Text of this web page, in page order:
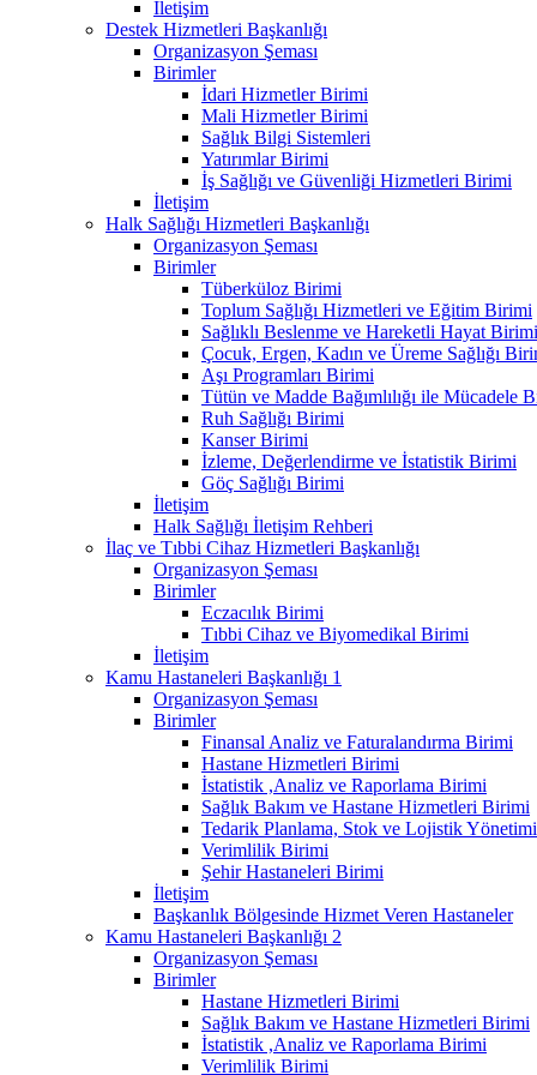
İletişim
Destek Hizmetleri Başkanlığı
Organizasyon Şeması
Birimler
İdari Hizmetler Birimi
Mali Hizmetler Birimi
Sağlık Bilgi Sistemleri
Yatırımlar Birimi
İş Sağlığı ve Güvenliği Hizmetleri Birimi
İletişim
Halk Sağlığı Hizmetleri Başkanlığı
Organizasyon Şeması
Birimler
Tüberküloz Birimi
Toplum Sağlığı Hizmetleri ve Eğitim Birimi
Sağlıklı Beslenme ve Hareketli Hayat Birimi
Çocuk, Ergen, Kadın ve Üreme Sağlığı
Aşı Programları Birimi
Tütün ve Madde Bağımlılığı ile Mücadele
Ruh Sağlığı Birimi
Kanser Birimi
İzleme, Değerlendirme ve İstatistik Birimi
Göç Sağlığı Birimi
İletişim
Halk Sağlığı İletişim Rehberi
İlaç ve Tıbbi Cihaz Hizmetleri Başkanlığı
Organizasyon Şeması
Birimler
Eczacılık Birimi
Tıbbi Cihaz ve Biyomedikal Birimi
İletişim
Kamu Hastaneleri Başkanlığı 1
Organizasyon Şeması
Birimler
Finansal Analiz ve Faturalandırma Birimi
Hastane Hizmetleri Birimi
İstatistik ,Analiz ve Raporlama Birimi
Sağlık Bakım ve Hastane Hizmetleri Birimi
Tedarik Planlama, Stok ve Lojistik
Verimlilik Birimi
Şehir Hastaneleri Birimi
İletişim
Başkanlık Bölgesinde Hizmet Veren Hastaneler
Kamu Hastaneleri Başkanlığı 2
Organizasyon Şeması
Birimler
Hastane Hizmetleri Birimi
Sağlık Bakım ve Hastane Hizmetleri Birimi
İstatistik ,Analiz ve Raporlama Birimi
Verimlilik Birimi